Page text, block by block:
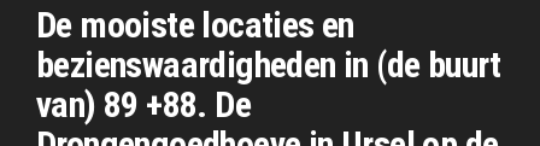
De mooiste locaties en
bezienswaardigheden in (de buurt
van) 89 +88. De